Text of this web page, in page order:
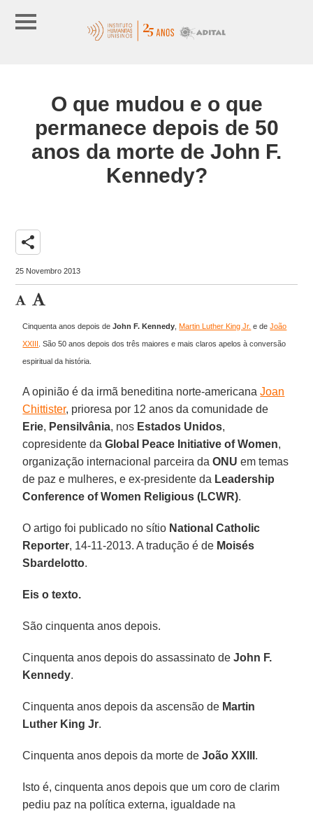
O que mudou e o que
permanece depois de 50
anos da morte de John F.
Kennedy?
share
25 Novembro 2013
Cinquenta anos depois deJohn F. Kennedy ,Martin Luther King Jr. e deJoão
XXIII . São 50 anos depois dos três maiores e mais claros apelos à conversão
espiritual da história.
A opinião é da irmã beneditina norte-americanaJoan
Chittister, prioresa por 12 anos da comunidade de
Erie, Pensilvânia, nos Estados Unidos,
copresidente daGlobal Peace Initiative of Women,
organização internacional parceira daONU em temas
de paz e mulheres, e ex-presidente da Leadership
Conference of Women Religious (LCWR).
O artigo foi publicado no sítio National Catholic
Reporter, 14-11-2013. A tradução é de Moisés
Sbardelotto.
Eis o texto.
São cinquenta anos depois.
Cinquenta anos depois do assassinato deJohn F.
Kennedy.
Cinquenta anos depois da ascensão de Martin
Luther King Jr.
Cinquenta anos depois da morte deJoão XXIII .
Isto é, cinquenta anos depois que um coro de clarim
pediu paz na política externa, igualdade na